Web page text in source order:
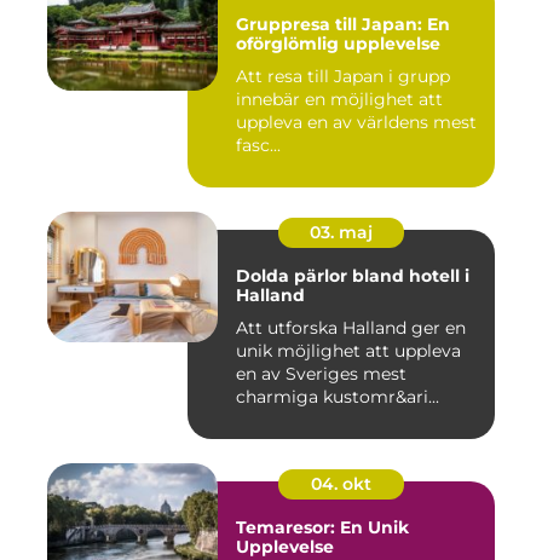
Gruppresa till Japan: En
oförglömlig upplevelse
Att resa till Japan i grupp
innebär en möjlighet att
uppleva en av världens mest
fasc...
03. maj
Dolda pärlor bland hotell i
Halland
Att utforska Halland ger en
unik möjlighet att uppleva
en av Sveriges mest
charmiga kustomr&ari...
04. okt
Temaresor: En Unik
Upplevelse